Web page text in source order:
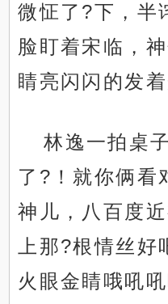
微怔了?下，半
脸盯着宋临，
睛亮闪闪的发着
林逸一拍桌
了?！就你俩看
神儿，八百度
上那?根情丝
火眼金睛哦吼